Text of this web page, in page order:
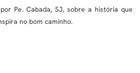
Pe. Cabada, SJ, sobre a história que
no bom caminho.